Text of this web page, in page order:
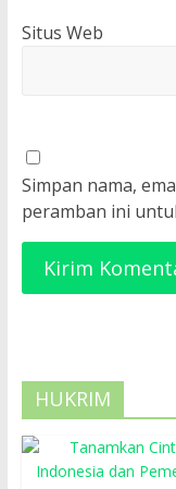
Situs Web
Simpan nama,
peramban ini
HUKRIM